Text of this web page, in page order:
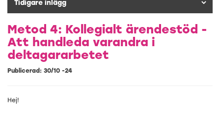
Metod 4: Kollegialt ärendestöd -
Att handleda varandra i
deltagararbetet
Publicerad: 30/10 -24
Hej!